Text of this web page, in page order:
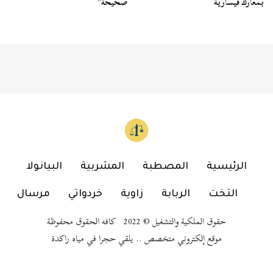
الرئيسية المصطبة المشربية البيانولا
التخت الربابة زاوية خردواتي مرسال
حقوق الملكية والتشغيل © 2022 كافه الحقوق محفوظة
موقع إلكتروني متخصص .. يلقي حجرا في مياه راكدة